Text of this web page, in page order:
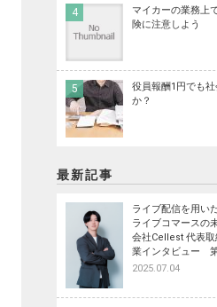
マイカーの業務上
険に注意しよう
役員報酬1円でも
か？
最新記事
ライブ配信を用い
ライブコマースの
会社Cellest 代表
業インタビュー 第
2025.07.04